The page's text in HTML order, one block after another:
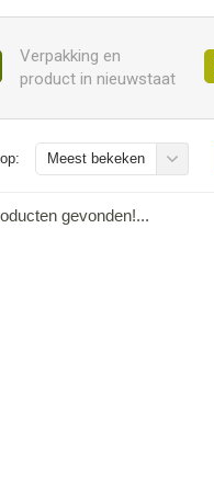
Verpakking en
product in nieuwstaat
Meest bekeken
gevonden!...